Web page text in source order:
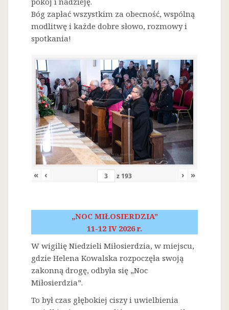
Bóg zapłać wszystkim za obecność, wspólną
modlitwę i każde dobre słowo, rozmowy i
spotkania!
« ‹ z 193 › »
„NOC MIŁOSIERDZIA”
11-12 IV 2026 r.
W wigilię Niedzieli Miłosierdzia, w miejscu,
gdzie Helena Kowalska rozpoczęła swoją
zakonną drogę, odbyła się „Noc
Miłosierdzia”.
To był czas głębokiej ciszy i uwielbienia